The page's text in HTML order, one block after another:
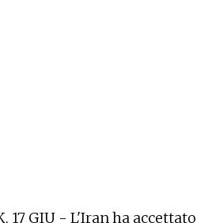
17 GIU - L'Iran ha accettato